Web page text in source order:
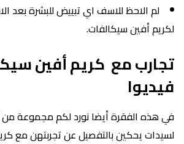
لم الاحظ للاسف اي تبييض للبشرة بعد
لكريم أفين سيكالفات.
تجارب مع كريم أفين
فيديوا
في هذه الفقرة أيضا نورد لكم مجموعة من
لسيدات يحكين بالتفصيل عن تجربتهن مع